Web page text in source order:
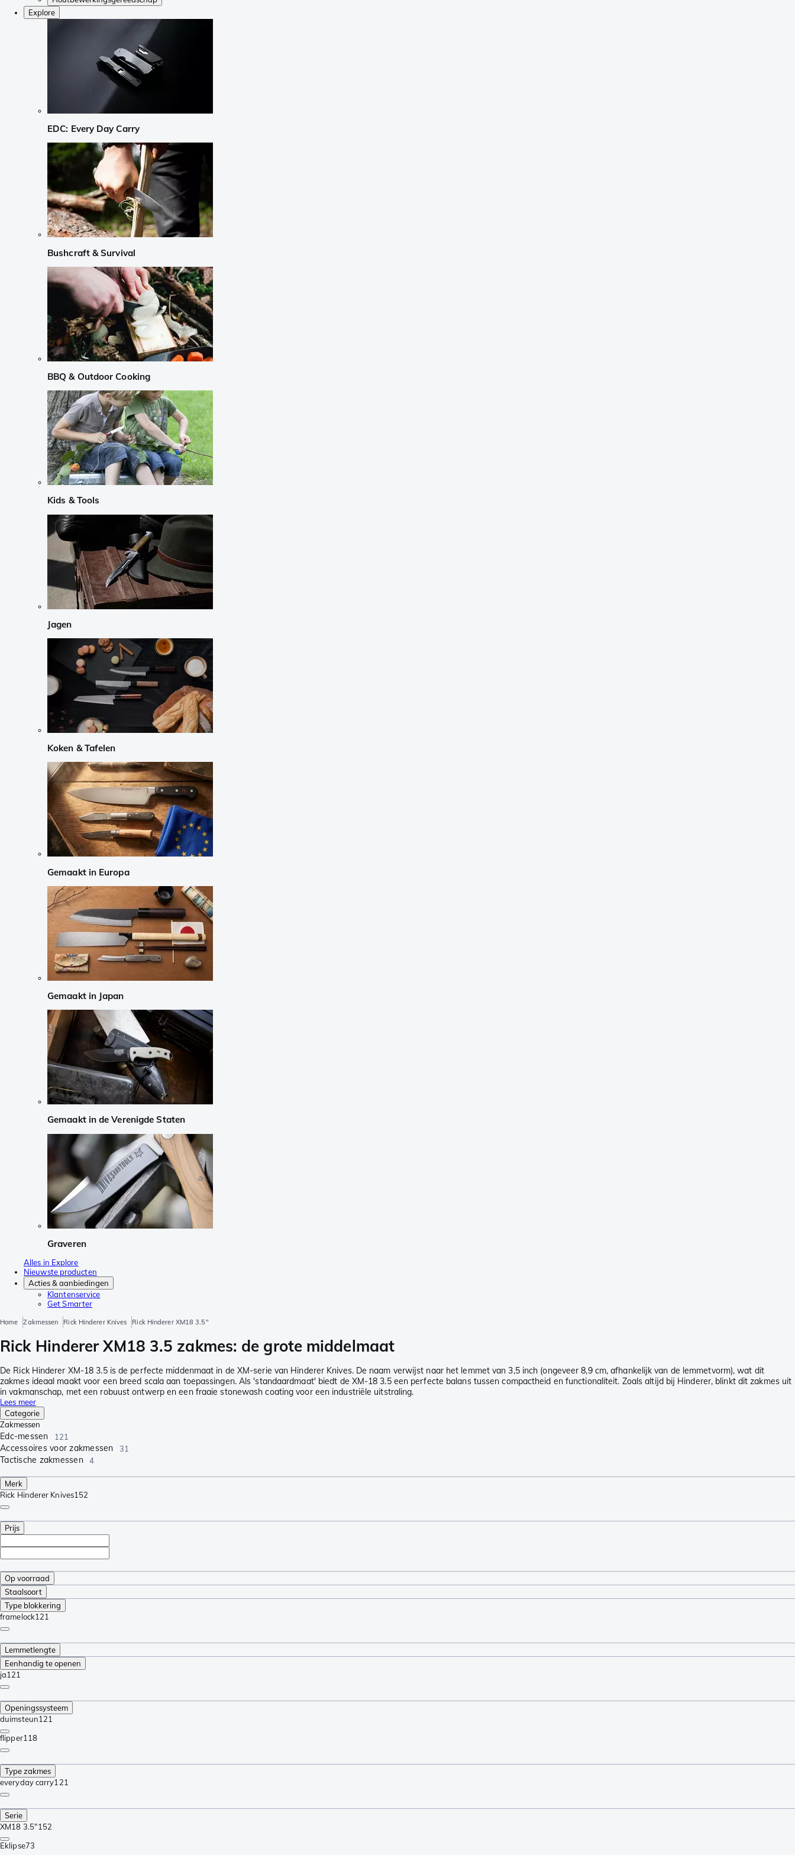
Explore
EDC: Every Day Carry
Bushcraft & Survival
BBQ & Outdoor Cooking
Kids & Tools
Jagen
Koken & Tafelen
Gemaakt in Europa
Gemaakt in Japan
Gemaakt in de Verenigde Staten
Graveren
Alles in Explore
Nieuwste producten
Acties & aanbiedingen
Klantenservice
Get Smarter
Home Zakmessen Rick Hinderer Knives Rick Hinderer XM18 3.5"
Rick Hinderer XM18 3.5 zakmes: de grote middelmaat
De Rick Hinderer XM-18 3.5 is de perfecte middenmaat in de XM-serie van Hinderer Knives. De naam verwijst naar het lemmet van 3,5 inch (ongeveer 8,9 cm, afhankelijk van de lemmetvorm), wat dit
zakmes ideaal maakt voor een breed scala aan toepassingen. Als 'standaardmaat' biedt de XM-18 3.5 een perfecte balans tussen compactheid en functionaliteit. Zoals altijd bij Hinderer, blinkt dit zakmes uit
in vakmanschap, met een robuust ontwerp en een fraaie stonewash coating voor een industriële uitstraling.
Lees meer
Categorie
Zakmessen
Edc-messen 121
Accessoires voor zakmessen 31
Tactische zakmessen 4
Merk
Rick Hinderer Knives152
Prijs
Op voorraad
Staalsoort
Type blokkering
framelock121
Lemmetlengte
Eenhandig te openen
ja121
Openingssysteem
duimsteun121
flipper118
Type zakmes
everyday carry121
Serie
XM18 3.5"152
Eklipse73